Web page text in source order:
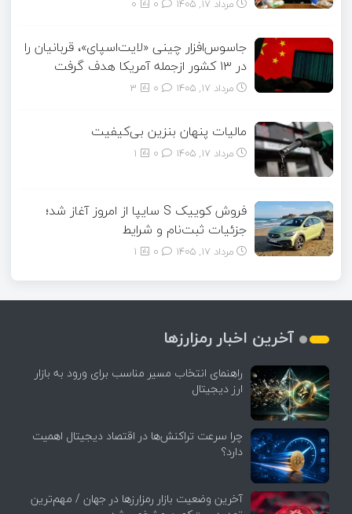
مرداد ۱۷, ۱۴۰۵ 0
جاسوس‌افزار چینی «لایت‌اسپای»، قربانیان را
در ۱۳ کشور ازجمله آمریکا هدف گرفت
مرداد ۱۷, ۱۴۰۵ 3
مالیات پنهان بنزین بی‌کیفیت
مرداد ۱۷, ۱۴۰۵ 1
فروش کوییک S سایپا از امروز آغاز شد؛
جزئیات ثبت‌نام و شرایط
مرداد ۱۷, ۱۴۰۵ 1
آخرین اخبار رمزارزها
راهنمای انتخاب مسیر مناسب برای ورود به بازار
ارز دیجیتال
چرا سرعت تراکنش‌ها در اقتصاد دیجیتال اهمیت
دارد؟
آخرین وضعیت بازار رمزارزها در جهان / مهم‌ترین